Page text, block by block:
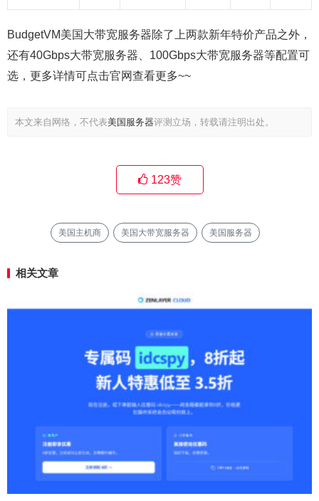
BudgetVM美国大带宽服务器除了上两款新年特价产品之外，
还有40Gbps大带宽服务器、100Gbps大带宽服务器等配置可
选，更多详情可点击官网查看更多~~
本文来自网络，不代表美国服务器评测立场，转载请注明出处。
123赞
美国主机商 美国大带宽服务器 美国服务器
相关文章